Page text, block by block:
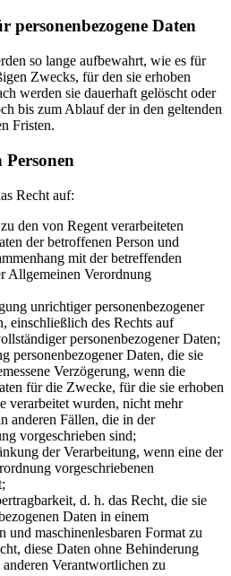
Daten
so lange aufbewahrt, wie es für
Zwecks, für den sie erhoben
werden sie dauerhaft gelöscht oder
bis zum Ablauf der in den geltenden
Fristen.
Personen
Recht auf:
den von Regent verarbeiteten
der betroffenen Person und
mit der betreffenden
Allgemeinen Verordnung
unrichtiger personenbezogener
einschließlich des Rechts auf
personenbezogener Daten;
personenbezogener Daten, die sie
Verzögerung, wenn die
für die Zwecke, für die sie erhoben
verarbeitet wurden, nicht mehr
anderen Fällen, die in der
vorgeschrieben sind;
der Verarbeitung, wenn eine der
vorgeschriebenen
d. h. das Recht, die sie
Daten in einem
und maschinenlesbaren Format zu
diese Daten ohne Behinderung
Verantwortlichen zu